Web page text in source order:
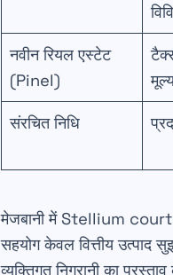
नवीन रियल एस्टेट
(Pinel)
संरचित निधि
मेजबानी में Stellium
सहयोग केवल वित्तीय उत्पाद
व्यक्तिगत निगरानी का